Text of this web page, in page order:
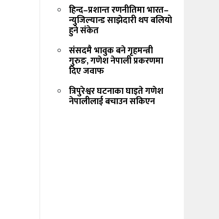
हिन्द–प्रशान्त रणनीतिमा भारत–
न्युजिल्यान्ड साझेदारी थप बलियो
हुने संकेत
संसदमै भावुक बने गृहमन्त्री
गुरुङ, गणेश नेपाली प्रकरणमा
दिए जवाफ
त्रिपुरेश्वर घटनाका घाइते गणेश
नेपालीलाई बचाउन सकिएन